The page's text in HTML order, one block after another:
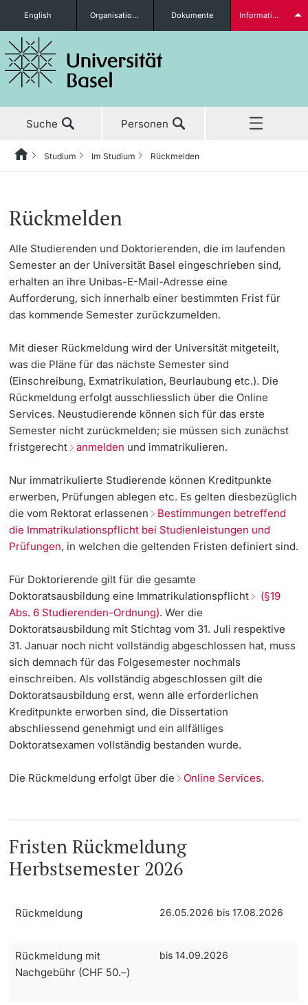
Studieninteressierte
weitere Informationen
Doktorierende
weitere Informationen
Fördernde & Alumni
weitere Informationen
Dozierende
weitere Informationen
English Organisationseinheiten Dokumente Informationen für...
Suche Personen
Studienangebot
Anmeldung & Zulassung
Informationen, Veranstaltungen & Schnuppern
Studienberatung
Studienfachberatung
Fünf Gründe, in Basel zu studieren
Im Studium
Vorlesungsverzeichnis
Belegen
Rückmelden
Masterstudium
Doktorat
Ungewisse Semesterplanung / kein Prozess für
gewünschtes Szenario
Adress- und Namensänderung, Einbürgerung
Termine & Fristen
Dokumente und Verifikation
«Start Smart»-Week
Mobilität
Campus Credits
Campus Stories
Hörerinnen/Hörer
Beratung & Support
Studienfachberatung
Forschung
Lehre
Universität
HomeZurückStudium Im Studium Rückmelden
Rückmelden
Alle Studierenden und Doktorierenden, die im laufenden
Semester an der Universität Basel eingeschrieben sind,
erhalten an ihre Unibas-E-Mail-Adresse eine
Aufforderung, sich innerhalb einer bestimmten Frist für
das kommende Semester zurückzumelden.
Mit dieser Rückmeldung wird der Universität mitgeteilt,
was die Pläne für das nächste Semester sind
(Einschreibung, Exmatrikulation, Beurlaubung etc.). Die
Rückmeldung erfolgt ausschliesslich über die Online
Services. Neustudierende können sich für das erste
Semester nicht zurückmelden; sie müssen sich zunächst
fristgerecht anmelden und immatrikulieren.
Nur immatrikulierte Studierende können Kreditpunkte
erwerben, Prüfungen ablegen etc. Es gelten diesbezüglich
die vom Rektorat erlassenen Bestimmungen betreffend
die Immatrikulationspflicht bei Studienleistungen und
Prüfungen, in welchen die geltenden Fristen definiert sind.
Für Doktorierendegilt für die gesamte
Doktoratsausbildung eine Immatrikulationspflicht
(§19
Abs. 6 Studierenden-Ordnung). Wer die
Doktoratsausbildung mit Stichtag vom 31. Juli respektive
31. Januar noch nicht vollständig abgeschlossen hat, muss
sich demnach für das Folgesemester nochmals
einschreiben. Als vollständig abgeschlossen gilt die
Doktoratsausbildung erst, wenn alle erforderlichen
Kreditpunkte erworben sind, die Dissertation
abschliessend genehmigt und ein allfälliges
Doktoratsexamen vollständig bestanden wurde.
Die Rückmeldung erfolgt über die Online Services.
Fristen Rückmeldung
Herbstsemester 2026
Rückmeldung 26.05.2026 bis 17.08.2026
Rückmeldung mit
Nachgebühr (CHF 50.–)
bis 14.09.2026